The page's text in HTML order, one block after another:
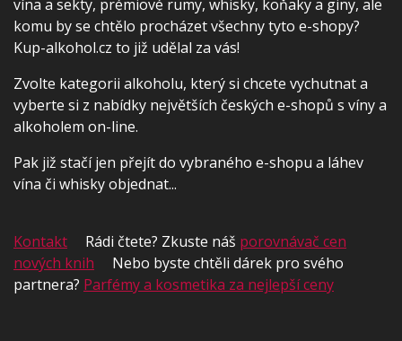
vína a sekty, prémiové rumy, whisky, koňaky a giny, ale
komu by se chtělo procházet všechny tyto e-shopy?
Kup-alkohol.cz to již udělal za vás!
Zvolte kategorii alkoholu, který si chcete vychutnat a
vyberte si z nabídky největších českých e-shopů s víny a
alkoholem on-line.
Pak již stačí jen přejít do vybraného e-shopu a láhev
vína či whisky objednat...
Kontakt Rádi čtete? Zkuste náš porovnávač cen
nových knih
Nebo byste chtěli dárek pro svého
partnera? Parfémy a kosmetika za nejlepší ceny